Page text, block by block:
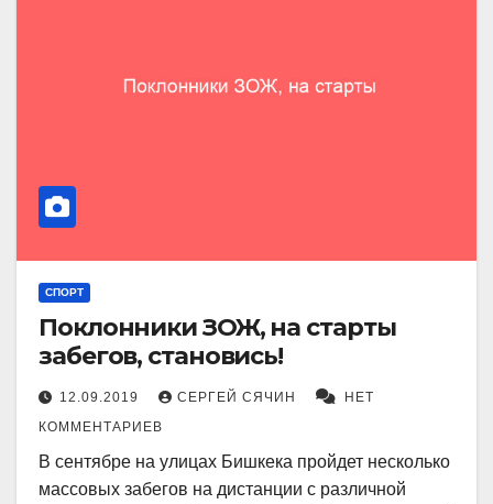
СПОРТ
Поклонники ЗОЖ, на старты
забегов, становись!
12.09.2019 СЕРГЕЙ СЯЧИН
НЕТ
КОММЕНТАРИЕВ
В сентябре на улицах Бишкека пройдет несколько
массовых забегов на дистанции с различной